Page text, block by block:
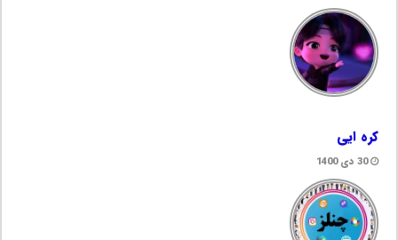
کره ایی
30 دی 1400